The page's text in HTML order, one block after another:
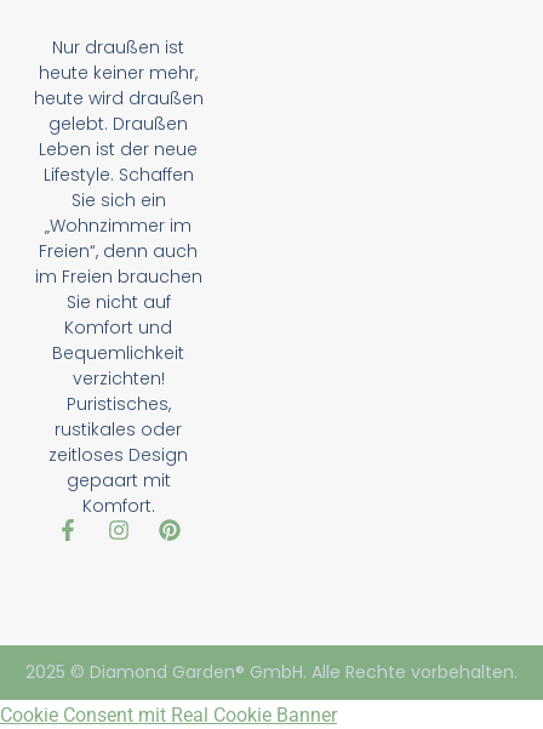
Nur draußen ist
heute keiner mehr,
heute wird draußen
gelebt. Draußen
Leben ist der neue
Lifestyle. Schaffen
Sie sich ein
„Wohnzimmer im
Freien“, denn auch
im Freien brauchen
Sie nicht auf
Komfort und
Bequemlichkeit
verzichten!
Puristisches,
rustikales oder
zeitloses Design
gepaart mit
Komfort.
2025 © Diamond Garden® GmbH. Alle Rechte vorbehalten.
Cookie Consent mit Real Cookie Banner